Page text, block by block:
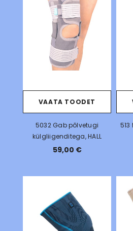
VAATA TOODET
5032 Gab põlvetugi
külgliigenditega, HALL
59,00 €